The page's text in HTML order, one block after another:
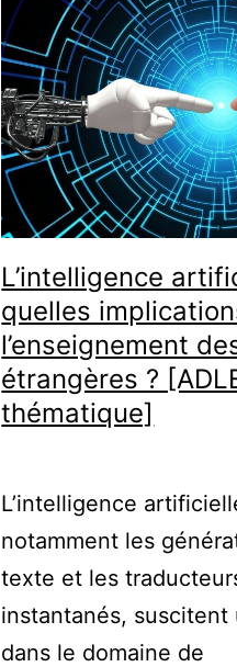
L’intelligence
quelles
l’enseignement
étrangères ?
thématique]
L’intelligence
notamment les
texte et les
instantanés,
dans le domaine de